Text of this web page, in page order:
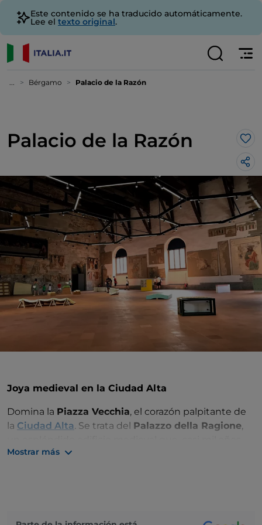
Este contenido se ha traducido automáticamente.
Lee el texto original.
... Bérgamo Palacio de la Razón
Palacio de la Razón Me
Joya medieval en la Ciudad Alta
Domina la Piazza Vecchia, el corazón palpitante de
la Ciudad Alta. Se trata del Palazzo della Ragione,
después de su construcción, sigue representando
Construido inicialmente para albergar las asambleas
Mostrar más